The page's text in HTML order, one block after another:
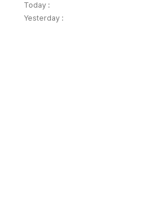
Today :
Yesterday :